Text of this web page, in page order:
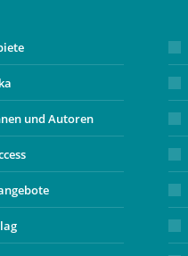
und Autoren